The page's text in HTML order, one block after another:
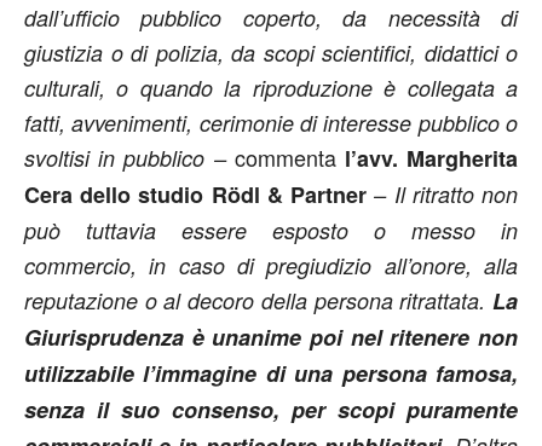
dall’ufficio pubblico coperto, da necessità di
giustizia o di polizia, da scopi scientifici, didattici o
culturali, o quando la riproduzione è collegata a
fatti, avvenimenti, cerimonie di interesse pubblico o
svoltisi in pubblico – commenta l’avv. Margherita
Cera dello studio Rödl & Partner – Il ritratto non
può tuttavia essere esposto o messo in
commercio, in caso di pregiudizio all’onore, alla
reputazione o al decoro della persona ritrattata. La
Giurisprudenza è unanime poi nel ritenere non
utilizzabile l’immagine di una persona famosa,
senza il suo consenso, per scopi puramente